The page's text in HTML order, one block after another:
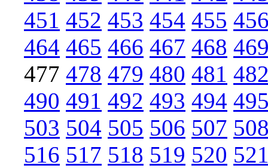
451 452 453 454 455
464 465 466 467 468
477 478 479 480 481
490 491 492 493 494
503 504 505 506 507
516 517 518 519 520